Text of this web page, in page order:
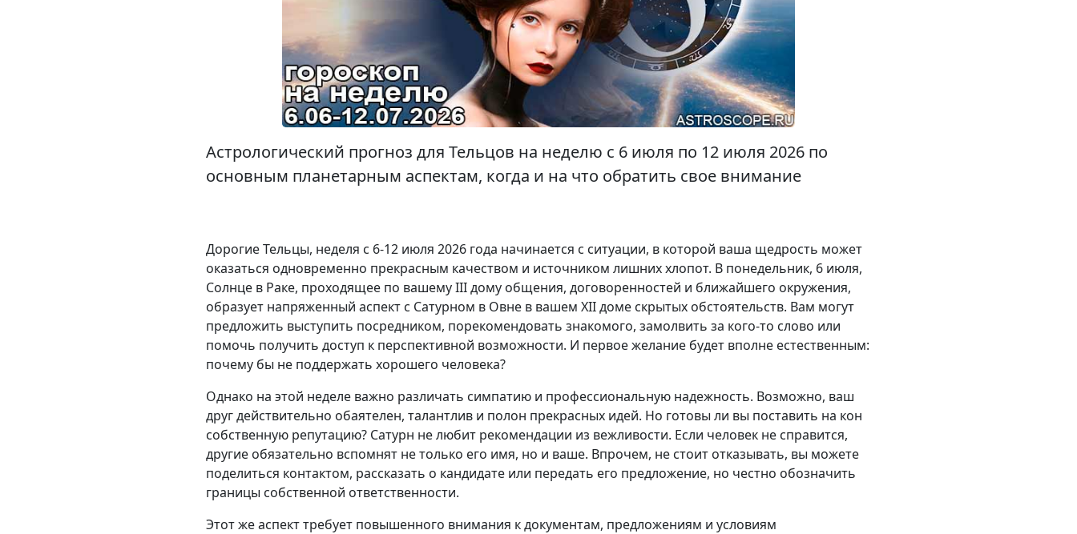
Астрологический прогноз для Тельцов на неделю с 6 июля по 12 июля 2026 по
основным планетарным аспектам, когда и на что обратить свое внимание
Дорогие Тельцы, неделя с 6-12 июля 2026 года начинается с ситуации, в которой ваша щедрость может
оказаться одновременно прекрасным качеством и источником лишних хлопот. В понедельник, 6 июля,
Солнце в Раке, проходящее по вашему III дому общения, договоренностей и ближайшего окружения,
образует напряженный аспект с Сатурном в Овне в вашем XII доме скрытых обстоятельств. Вам могут
предложить выступить посредником, порекомендовать знакомого, замолвить за кого-то слово или
помочь получить доступ к перспективной возможности. И первое желание будет вполне естественным:
почему бы не поддержать хорошего человека?
Однако на этой неделе важно различать симпатию и профессиональную надежность. Возможно, ваш
друг действительно обаятелен, талантлив и полон прекрасных идей. Но готовы ли вы поставить на кон
собственную репутацию? Сатурн не любит рекомендации из вежливости. Если человек не справится,
другие обязательно вспомнят не только его имя, но и ваше. Впрочем, не стоит отказывать, вы можете
поделиться контактом, рассказать о кандидате или передать его предложение, но честно обозначить
границы собственной ответственности.
Этот же аспект требует повышенного внимания к документам, предложениям и условиям